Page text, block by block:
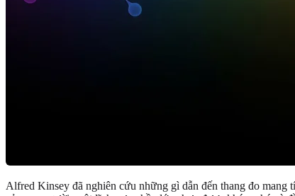
Alfred Kinsey đã nghiên cứu những gì dẫn đến thang đo mang